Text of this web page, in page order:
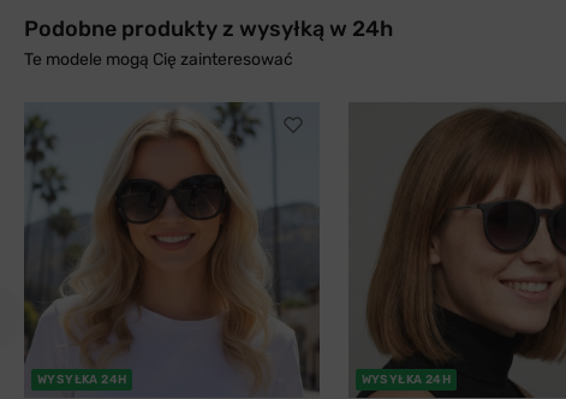
Podobne produkty z wysyłką w 24h
Te modele mogą Cię zainteresować
WYSYŁKA 24H WYSYŁKA 24H